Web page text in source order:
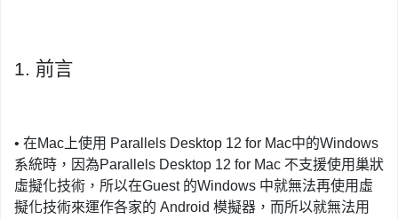
1. 前言
• 在Mac上使用 Parallels Desktop 12 for Mac中的Windows
系統時，因為Parallels Desktop 12 for Mac 不支援使用巢狀
虛擬化技術，所以在Guest 的Windows 中就無法再使用虛
擬化技術來運作各家的 Android 模擬器，而所以就無法用